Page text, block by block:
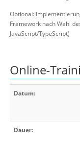
Optional:
Framework nach Wahl
JavaScript/TypeScript)
Online-
Datum:
Dauer: